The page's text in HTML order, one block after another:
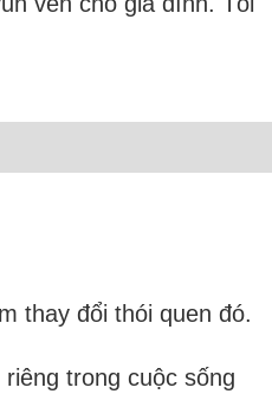
thay đổi thói quen đó.
trong cuộc sống